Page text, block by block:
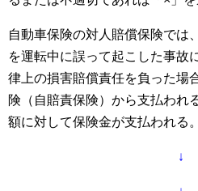
自動車保険の対人賠償保険では
を運転中に誤って起こした事故
律上の損害賠償責任を負った場
険（自賠責保険）から支払われ
額に対して保険金が支払われる。
↓